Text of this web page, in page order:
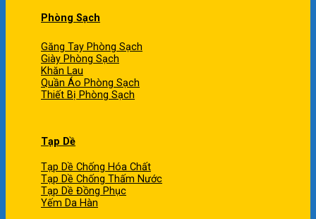
Phòng Sạch
Găng Tay Phòng Sạch
Giày Phòng Sạch
Khăn Lau
Quần Áo Phòng Sạch
Thiết Bị Phòng Sạch
Tạp Dề
Tạp Dề Chống Hóa Chất
Tạp Dề Chống Thấm Nước
Tạp Dề Đồng Phục
Yếm Da Hàn